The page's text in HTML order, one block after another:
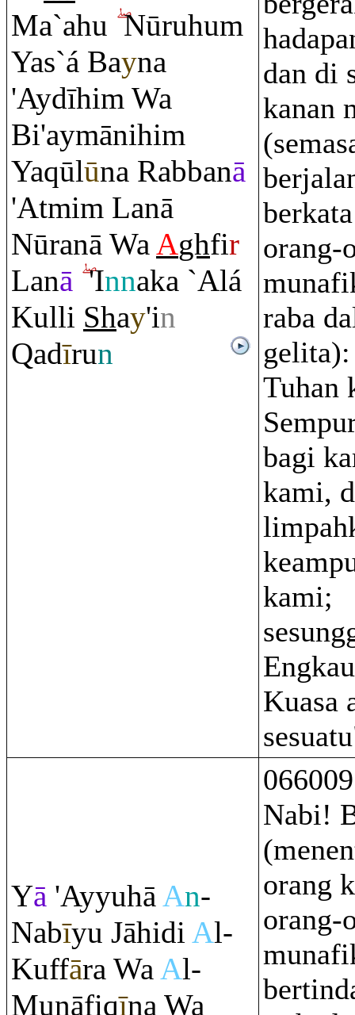
Ma`ahu Nūruhum
Yas`á Bayna
'Aydīhim Wa
Bi'aymānihim
Yaqūlūna Rabbanā
'Atmim Lanā
Nūranā WaAghfir
Lanā 'Innaka `Alá
Kulli Shay'in
Qadīrun
dan di
kanan
orang-
raba
Tuhan
bagi
kami,
kami;
Kuasa
Yā 'AyyuhāAn-
Nabīyu Jāhidi Al-
Kuffāra WaAl-
Munāfiqīna Wa
Nabi!
orang
orang-